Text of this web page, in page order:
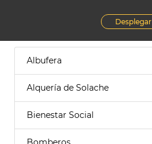
Desplegar
Albufera
Alquería de Solache
Bienestar Social